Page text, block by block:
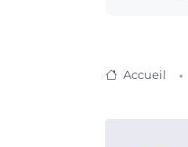
Accueil